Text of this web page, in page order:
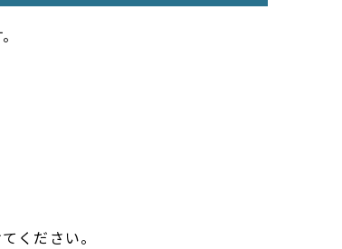
ください。